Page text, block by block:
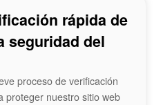
rápida de
seguridad del
proceso de verificación
proteger nuestro sitio web